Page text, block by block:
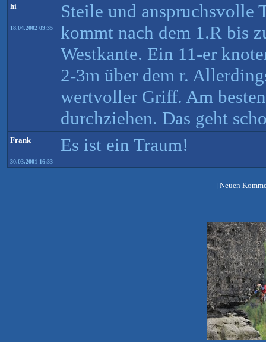
hi
18.04.2002 09:35
Steile und anspruchsvolle
kommt nach dem 1.R bis
Westkante. Ein 11-er
2-3m über dem r.
wertvoller Griff. Am
durchziehen. Das geht
Frank
30.03.2001 16:33
Es ist ein Traum!
[Neuen